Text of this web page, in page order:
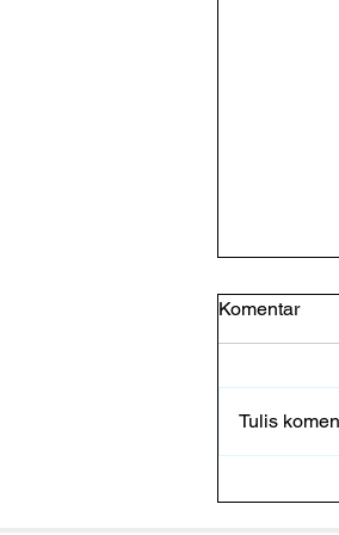
Komentar
Tulis